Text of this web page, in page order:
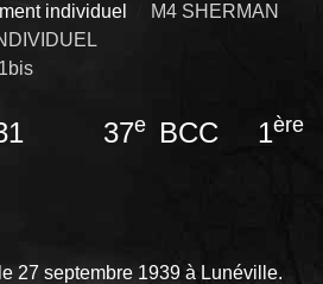
individuel
M4 SHERMAN
331 37eBCC 1ère
27 septembre 1939 à Lunéville.